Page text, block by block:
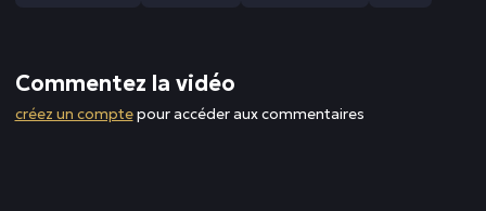
Commentez la vidéo
créez un comptepour accéder aux commentaires